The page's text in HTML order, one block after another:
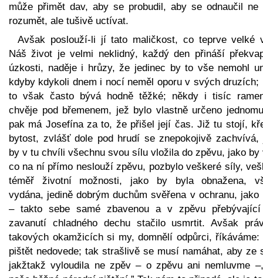
může přimět dav, aby se probudil, aby se odnaučil ne
rozumět, ale tušivě uctívat.
Avšak poslouží-li jí tato maličkost, co teprve velké
Náš život je velmi neklidný, každý den přináší
úzkosti, naděje i hrůzy, že jedinec by to vše nemohl
kdyby kdykoli dnem i nocí neměl oporu v svých druzích;
to však často bývá hodně těžké; někdy i tisíc
chvěje pod břemenem, jež bylo vlastně určeno
pak má Josefína za to, že přišel její čas. Již tu stojí,
bytost, zvlášť dole pod hrudí se znepokojivě zachvívá,
by v tu chvíli všechnu svou sílu vložila do zpěvu, jako by
co na ní přímo neslouží zpěvu, pozbylo veškeré síly,
téměř životní možnosti, jako by byla obnažena,
vydána, jedině dobrým duchům svěřena v ochranu, jako
– takto sebe samé zbavenou a v zpěvu
zavanutí chladného dechu stačilo usmrtit. Avšak
takových okamžicích si my, domnělí odpůrci, říkáváme:
pištět nedovede; tak strašlivě se musí namáhat, aby ze
jakžtakž vyloudila ne zpěv – o zpěvu ani nemluvme